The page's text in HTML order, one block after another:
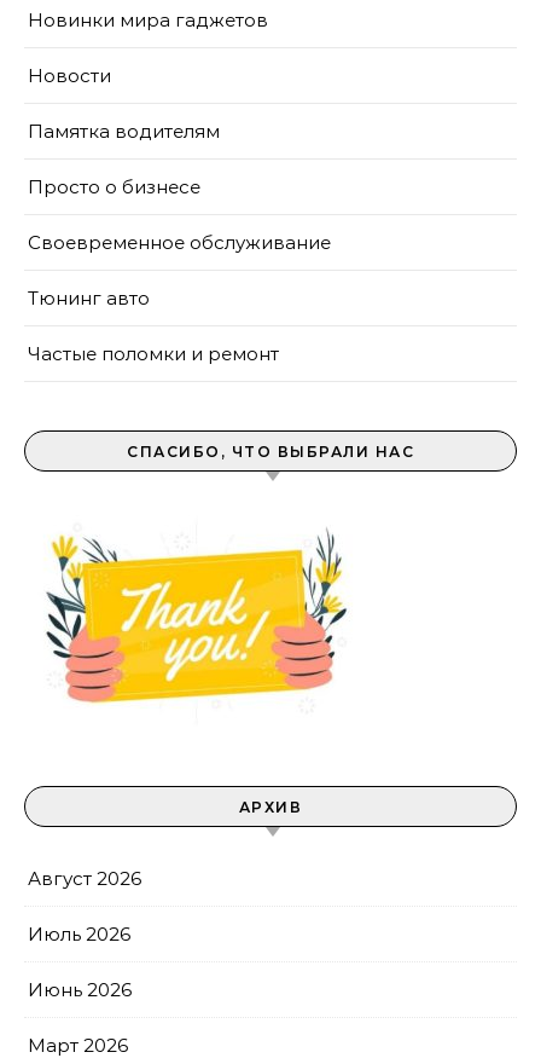
Новинки мира гаджетов
Новости
Памятка водителям
Просто о бизнесе
Своевременное обслуживание
Тюнинг авто
Частые поломки и ремонт
СПАСИБО, ЧТО ВЫБРАЛИ НАС
АРХИВ
Август 2026
Июль 2026
Июнь 2026
Март 2026